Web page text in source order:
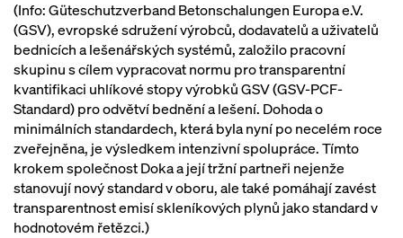
(Info: Güteschutzverband Betonschalungen Europa e.V.
(GSV), evropské sdružení výrobců, dodavatelů a uživatelů
bednicích a lešenářských systémů, založilo pracovní
skupinu s cílem vypracovat normu pro transparentní
kvantifikaci uhlíkové stopy výrobků GSV (GSV-PCF-
Standard) pro odvětví bednění a lešení. Dohoda o
minimálních standardech, která byla nyní po necelém roce
zveřejněna, je výsledkem intenzivní spolupráce. Tímto
krokem společnost Doka a její tržní partneři nejenže
stanovují nový standard v oboru, ale také pomáhají zavést
transparentnost emisí skleníkových plynů jako standard v
hodnotovém řetězci.)